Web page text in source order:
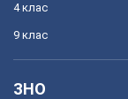
4 клас
9 клас
ЗНО